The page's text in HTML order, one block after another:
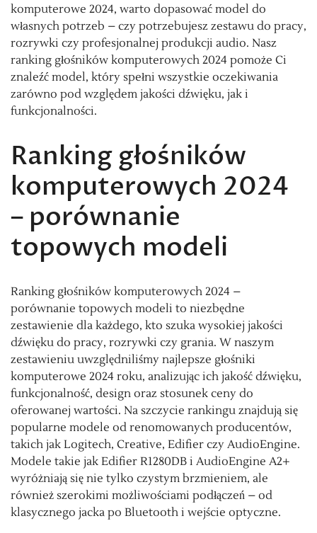
komputerowe 2024, warto dopasować model do
własnych potrzeb – czy potrzebujesz zestawu do pracy,
rozrywki czy profesjonalnej produkcji audio. Nasz
ranking głośników komputerowych 2024 pomoże Ci
znaleźć model, który spełni wszystkie oczekiwania
zarówno pod względem jakości dźwięku, jak i
funkcjonalności.
Ranking głośników
komputerowych 2024
– porównanie
topowych modeli
Ranking głośników komputerowych 2024 –
porównanie topowych modeli to niezbędne
zestawienie dla każdego, kto szuka wysokiej jakości
dźwięku do pracy, rozrywki czy grania. W naszym
zestawieniu uwzględniliśmy najlepsze głośniki
komputerowe 2024 roku, analizując ich jakość dźwięku,
funkcjonalność, design oraz stosunek ceny do
oferowanej wartości. Na szczycie rankingu znajdują się
popularne modele od renomowanych producentów,
takich jak Logitech, Creative, Edifier czy AudioEngine.
Modele takie jak Edifier R1280DB i AudioEngine A2+
wyróżniają się nie tylko czystym brzmieniem, ale
również szerokimi możliwościami podłączeń – od
klasycznego jacka po Bluetooth i wejście optyczne.